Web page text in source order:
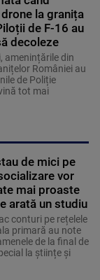
la granița
de F-16 au
decoleze
amenințările din
României au
de Poliție
tot mai
de mici pe
vor
mai proaste
arată un studiu
conturi pe rețelele
primară au note
de la final de
la științe și